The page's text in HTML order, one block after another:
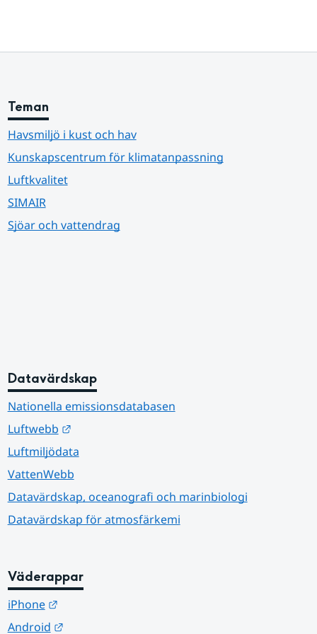
Teman
Havsmiljö i kust och hav
Kunskapscentrum för klimatanpassning
Luftkvalitet
SIMAIR
Sjöar och vattendrag
Datavärdskap
Nationella emissionsdatabasen
Luftwebb
Länk till annan webbplats.
Luftmiljödata
VattenWebb
Datavärdskap, oceanografi och marinbiologi
Datavärdskap för atmosfärkemi
Väderappar
iPhone
Länk till annan webbplats.
Android
Länk till annan webbplats.